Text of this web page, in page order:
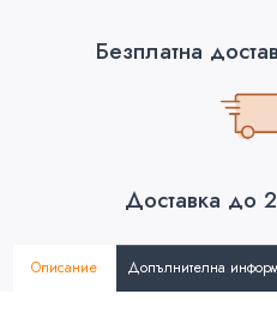
Безплатна
Доставка до
Описание Допълнителна